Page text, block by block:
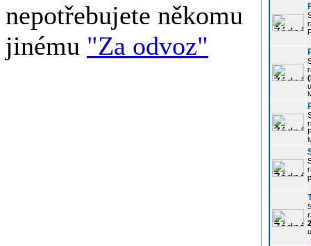
nepotřebujete někomu
jinému "Za odvoz"